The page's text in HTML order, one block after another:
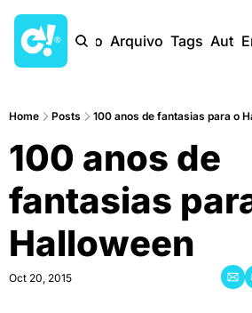
Início Arquivo Tags
Home Posts 100 anos de fantasias para o
100 anos de
fantasias
Halloween
Oct 20, 2015